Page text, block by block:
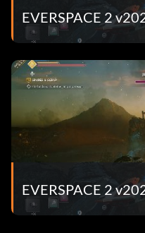
EVERSPACE 2
EVERSPACE 2